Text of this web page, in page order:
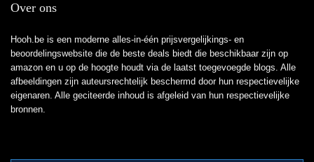
Over ons
Hooh.be is een moderne alles-in-één prijsvergelijkings- en
beoordelingswebsite die de beste deals biedt die beschikbaar zijn op
amazon en u op de hoogte houdt via de laatst toegevoegde blogs. Alle
afbeeldingen zijn auteursrechtelijk beschermd door hun respectievelijke
eigenaren. Alle geciteerde inhoud is afgeleid van hun respectievelijke
bronnen.